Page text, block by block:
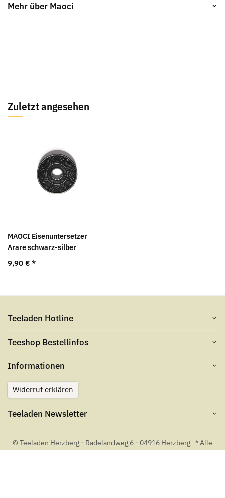
Mehr über Maoci
Zuletzt angesehen
MAOCI Eisenuntersetzer
Arare schwarz-silber
9,90 € *
Teeladen Hotline
Teeshop Bestellinfos
Informationen
Widerruf erklären
Teeladen Newsletter
© Teeladen Herzberg - Radelandweg 6 - 04916 Herzberg * Alle